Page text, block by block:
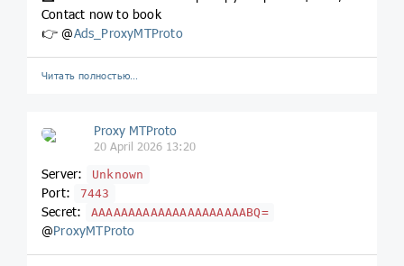
Contact now to book
👉 @Ads_ProxyMTProto
Читать полностью…
Proxy MTProto
20 April 2026 13:20
Server: Unknown
Port: 7443
Secret: AAAAAAAAAAAAAAAAAAAAABQ=
@ProxyMTProto